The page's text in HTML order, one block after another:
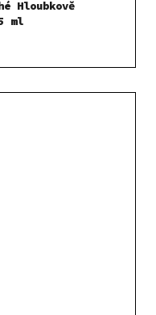
Hloubkově
ml